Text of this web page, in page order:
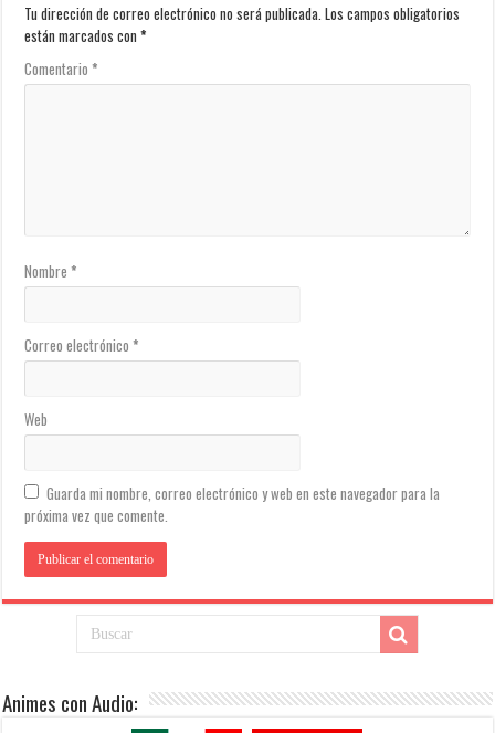
Tu dirección de correo electrónico no será publicada. Los campos obligatorios
están marcados con*
Comentario*
Nombre*
Correo electrónico*
Web
Guarda mi nombre, correo electrónico y web en este navegador para la
próxima vez que comente.
Animes con Audio: